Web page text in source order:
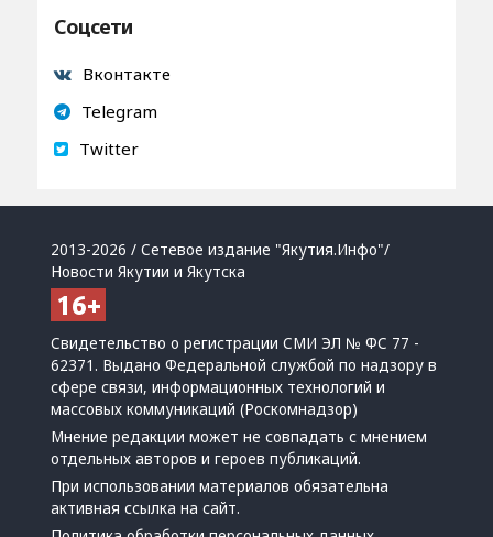
Соцсети
Вконтакте
Telegram
Twitter
2013-2026 / Сетевое издание "Якутия.Инфо"/
Новости Якутии и Якутска
Свидетельство о регистрации СМИ ЭЛ № ФС 77 -
62371. Выдано Федеральной службой по надзору в
сфере связи, информационных технологий и
массовых коммуникаций (Роскомнадзор)
Мнение редакции может не совпадать с мнением
отдельных авторов и героев публикаций.
При использовании материалов обязательна
активная ссылка на сайт.